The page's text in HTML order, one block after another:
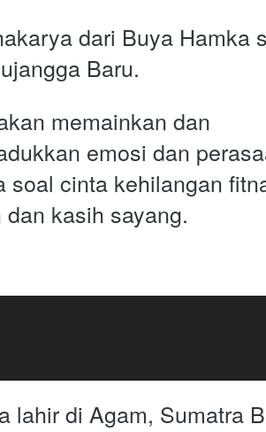
dari Buya Hamka
Baru.
memainkan dan
emosi dan
soal cinta kehilangan
kasih sayang.
lahir di Agam, Sumatra